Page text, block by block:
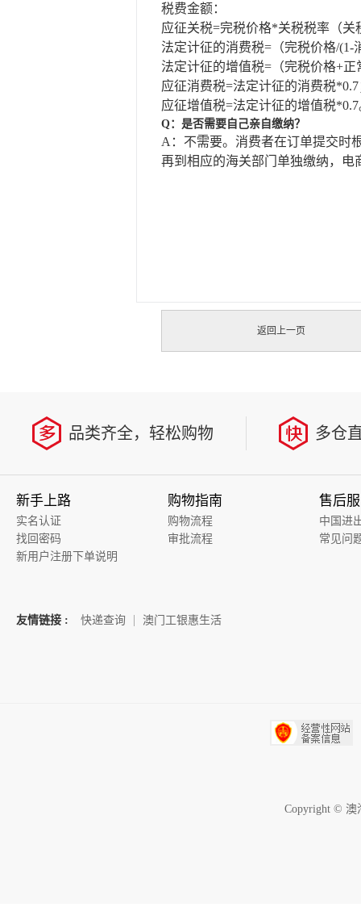
税费金额：
应征关税=完税价格*关税税率（关
法定计征的消费税=（完税价格/(1-
法定计征的增值税=（完税价格+
应征消费税=法定计征的消费税*0.7
应征增值税=法定计征的增值税*0.7
Q：是否需要自己亲自缴纳？
A：不需要。消费者在订单提交时
再到相应的海关部门单独缴纳，
返回上一页
品类齐全，轻松购物 多仓
新手上路
实名认证
找回密码
新用户注册下单说明
购物指南
购物流程
审批流程
售后
中国进
常见问
友情链接 : 快递查询 澳门工银惠生活
Copyright © 澳